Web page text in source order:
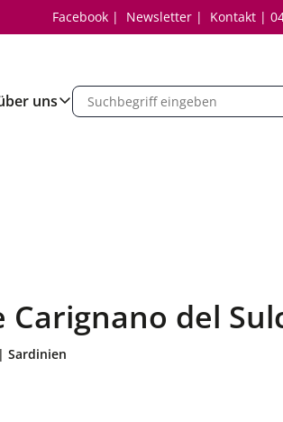
Facebook Newsletter Kontakt
uns
del
Sardinien